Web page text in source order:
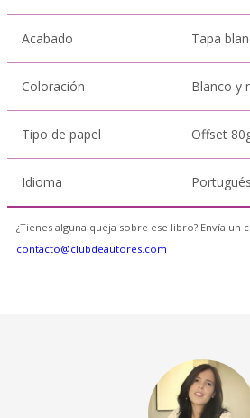
Acabado Tapa
Coloración Blanco y
Tipo de papel Offset
Idioma Portugués
¿Tienes alguna queja sobre ese libro? Envía
contacto@clubdeautores.com